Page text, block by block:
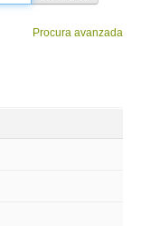
Procura avanzada